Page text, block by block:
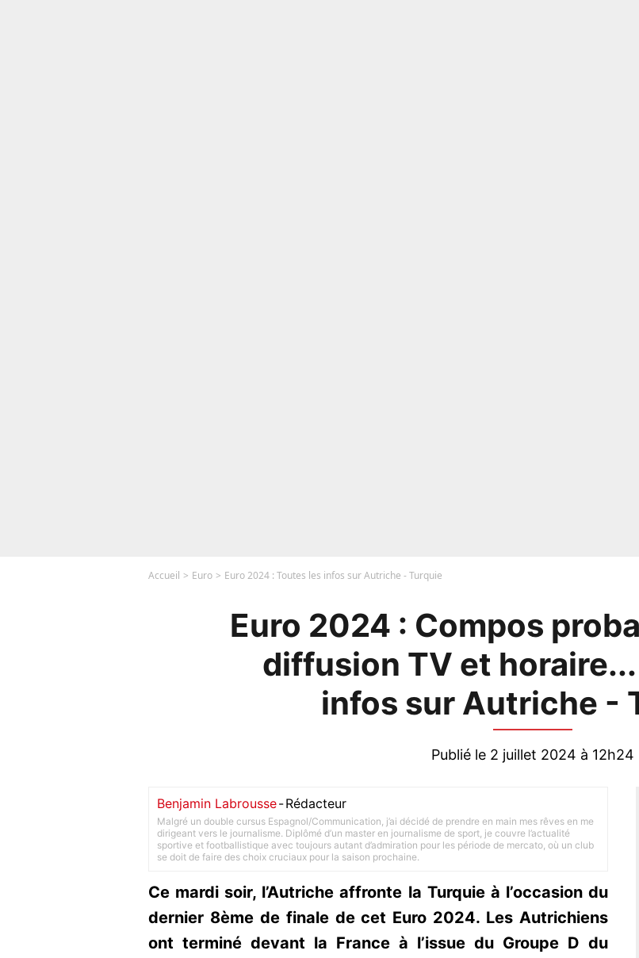
Accueil Euro Euro 2024 : Toutes les infos sur Autriche - Turquie
Euro 2024 : Compos
diffusion TV et
infos sur Autriche -
Publié le 2 juillet 2024 à 12h24
Benjamin Labrousse-Rédacteur
Malgré un double cursus Espagnol/Communication, j’ai décidé de prendre en main mes rêves en me
dirigeant vers le journalisme. Diplômé d’un master en journalisme de sport, je couvre l’actualité
sportive et footballistique avec toujours autant d’admiration pour les période de mercato, où un club
se doit de faire des choix cruciaux pour la saison prochaine.
Ce mardi soir, l’Autriche affronte la Turquie à l’occasion du
dernier 8ème de finale de cet Euro 2024. Les Autrichiens
ont terminé devant la France à l’issue du Groupe D du